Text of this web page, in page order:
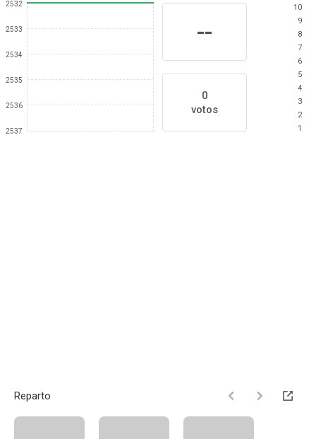
2532
2533
2534
2535
2536
2537
--
0
votos
10
9
8
7
6
5
4
3
2
1
Reparto